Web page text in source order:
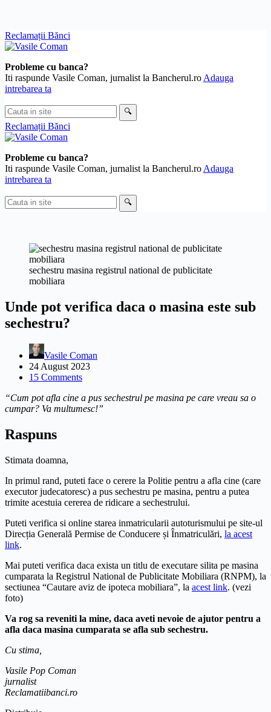
Skip
to
Reclamații Bănci
Probleme cu banca?
Iti raspunde Vasile Coman, jurnalist la Bancherul.ro Adauga
intrebarea ta
Cauta
in
site
🔍
Reclamații Bănci
Probleme cu banca?
Iti raspunde Vasile Coman, jurnalist la Bancherul.ro Adauga
intrebarea ta
Cauta
in
🔍
sechestru masina registrul national de publicitate
mobiliara
Unde pot verifica daca o masina este sub
sechestru?
Vasile Coman
24 August 2023
15 Comments
“Cum pot afla cine a pus sechestrul pe masina pe care vreau sa o
cumpar? Va multumesc!”
Raspuns
Stimata doamna,
In primul rand, puteti face o cerere la Politie pentru a afla cine (care
executor judecatoresc) a pus sechestru pe masina, pentru a putea
trimite acestuia cererea de ridicare a sechestrului.
Puteti verifica si online starea inmatricularii autoturismului pe site-ul
Direcția Generală Permise de Conducere și Înmatriculări, la acest
link.
Mai puteti verifica daca exista un titlu de executare silita pe masina
cumparata la Registrul National de Publicitate Mobiliara (RNPM), la
sectiunea “Cautare aviz de ipoteca mobiliara”, la acest link. (vezi
foto)
Va rog sa reveniti la mine, daca aveti nevoie de ajutor pentru a
afla daca masina cumparata se afla sub sechestru.
Cu stima,
Vasile Pop Coman
jurnalist
Reclamatiibanci.ro